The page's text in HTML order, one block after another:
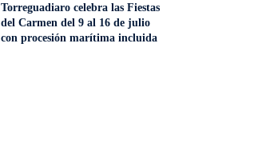
Torreguadiaro celebra las Fiestas
del Carmen del 9 al 16 de julio
con procesión marítima incluida